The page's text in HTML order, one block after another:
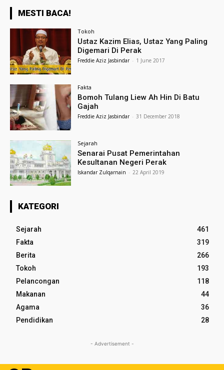
MESTI BACA!
Tokoh
Ustaz Kazim Elias, Ustaz Yang Paling
Digemari Di Perak
Freddie Aziz Jasbindar - 1 June 2017
Fakta
Bomoh Tulang Liew Ah Hin Di Batu
Gajah
Freddie Aziz Jasbindar - 31 December 2018
Sejarah
Senarai Pusat Pemerintahan
Kesultanan Negeri Perak
Iskandar Zulqarnain - 22 April 2019
KATEGORI
Sejarah
461
Fakta
319
Berita
266
Tokoh
193
Pelancongan
118
Makanan
44
Agama
36
Pendidikan
28
- Advertisement -